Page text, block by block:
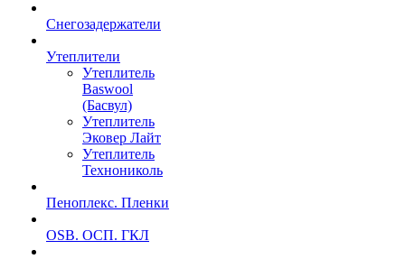
Снегозадержатели
Утеплители
Утеплитель
Baswool
(Басвул)
Утеплитель
Эковер Лайт
Утеплитель
Технониколь
Пеноплекс. Пленки
OSB. ОСП. ГКЛ